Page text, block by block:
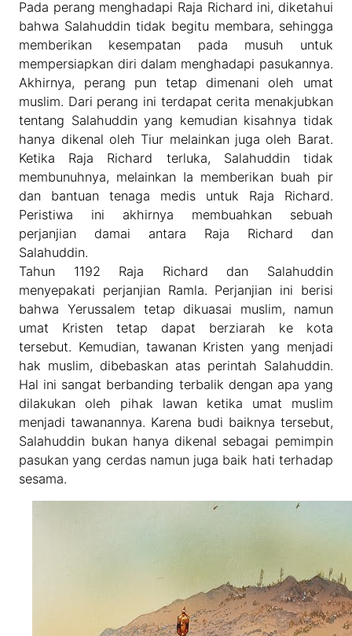
Pada perang menghadapi Raja Richard ini, diketahui
bahwa Salahuddin tidak begitu membara, sehingga
memberikan kesempatan pada musuh untuk
mempersiapkan diri dalam menghadapi pasukannya.
Akhirnya, perang pun tetap dimenani oleh umat
muslim. Dari perang ini terdapat cerita menakjubkan
tentang Salahuddin yang kemudian kisahnya tidak
hanya dikenal oleh Tiur melainkan juga oleh Barat.
Ketika Raja Richard terluka, Salahuddin tidak
membunuhnya, melainkan Ia memberikan buah pir
dan bantuan tenaga medis untuk Raja Richard.
Peristiwa ini akhirnya membuahkan sebuah
perjanjian damai antara Raja Richard dan
Salahuddin.
Tahun 1192 Raja Richard dan Salahuddin
menyepakati perjanjian Ramla. Perjanjian ini berisi
bahwa Yerussalem tetap dikuasai muslim, namun
umat Kristen tetap dapat berziarah ke kota
tersebut. Kemudian, tawanan Kristen yang menjadi
hak muslim, dibebaskan atas perintah Salahuddin.
Hal ini sangat berbanding terbalik dengan apa yang
dilakukan oleh pihak lawan ketika umat muslim
menjadi tawanannya. Karena budi baiknya tersebut,
Salahuddin bukan hanya dikenal sebagai pemimpin
pasukan yang cerdas namun juga baik hati terhadap
sesama.